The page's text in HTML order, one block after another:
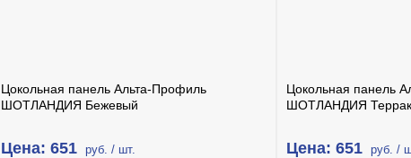
Цокольная панель Альта-Профиль
ШОТЛАНДИЯ Бежевый
Цена: 651 руб. / шт.
Цокольная панель
ШОТЛАНДИЯ
Цена: 651 руб. /